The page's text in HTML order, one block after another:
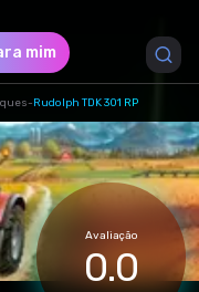
mim
-Rudolph TDK 301 RP
Avaliação
0.0